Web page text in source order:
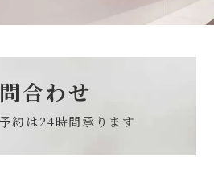
合わせ
約は24時間承ります